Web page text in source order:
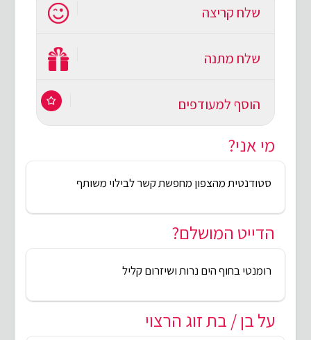
שלח קריצה
שלח מתנה
הוסף למעודפים
מי אני?
סטודנטית מהצפון מחפשת קשר לבילוי משותף
הדייט המושלם?
רומנטי בחוף הים נרות ושיזרום קליל
על בן / בת זוג הרצוי